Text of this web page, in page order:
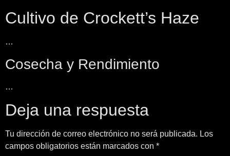
Cultivo de Crockett’s Haze
…
Cosecha y Rendimiento
…
Deja una respuesta
Tu dirección de correo electrónico no será publicada. Los
campos obligatorios están marcados con *